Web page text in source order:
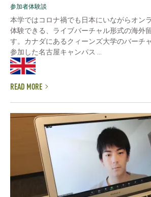
参加者体験談
本学ではコロナ禍でも日本にいながらオン
体験できる、ライブバーチャル形式の海外
す。カナダにあるクィーンズ大学のバーチ
参加した名古屋キャンパス ...
READ MORE